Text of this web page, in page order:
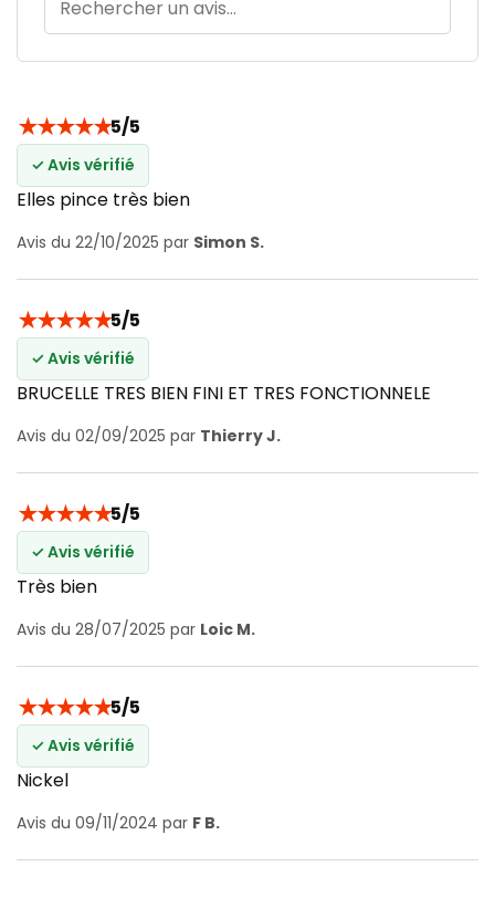
★★★★★5/5
✓ Avis vérifié
Elles pince très bien
Avis du 22/10/2025 par Simon S.
★★★★★5/5
✓ Avis vérifié
BRUCELLE TRES BIEN FINI ET TRES FONCTIONNELE
Avis du 02/09/2025 par Thierry J.
★★★★★5/5
✓ Avis vérifié
Très bien
Avis du 28/07/2025 par Loic M.
★★★★★5/5
✓ Avis vérifié
Nickel
Avis du 09/11/2024 par F B.